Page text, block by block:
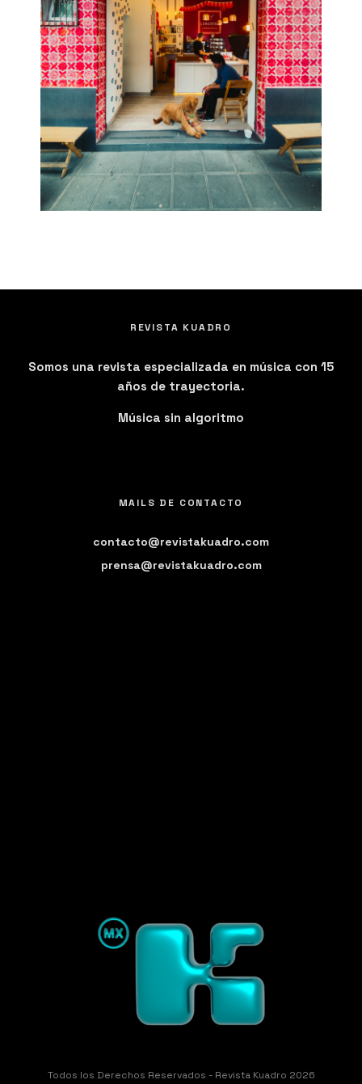
REVISTA KUADRO
Somos una revista especializada en música con 15
años de trayectoria.
Música sin algoritmo
MAILS DE CONTACTO
contacto@revistakuadro.com
prensa@revistakuadro.com
Todos los Derechos Reservados - Revista Kuadro 2026